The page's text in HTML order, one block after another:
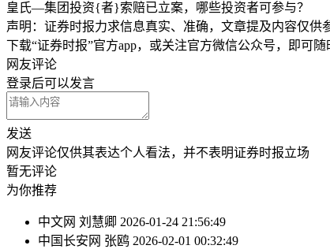
皇氏—集团投资{者}索赔已立案，哪些投资者可参与？
声明：证券时报力求信息真实、准确，文章提及内容仅
下载“证券时报”官方app，或关注官方微信公众号，即可
网友评论
登录后可以发言
发送
网友评论仅供其表达个人看法，并不表明证券时报立场
暂无评论
为你推荐
中文网 刘慧卿 2026-01-24 21:56:49
中国长安网 张鸥 2026-02-01 00:32:49